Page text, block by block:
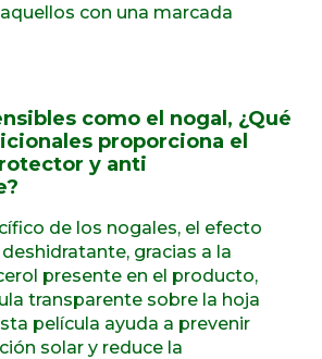
con una marcada
como el nogal, ¿Qué
proporciona el
y anti
de los nogales, el efecto
gracias a la
presente en el producto,
transparente sobre la hoja
película ayuda a prevenir
solar y reduce la